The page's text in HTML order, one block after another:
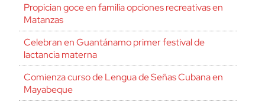
Propician goce en familia opciones recreativas en
Matanzas
Celebran en Guantánamo primer festival de
lactancia materna
Comienza curso de Lengua de Señas Cubana en
Mayabeque